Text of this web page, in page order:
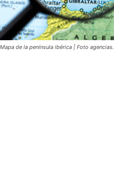
Mapa de la península ibérica | Foto agencias.